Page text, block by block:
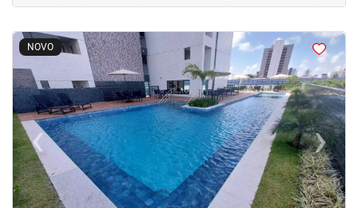
NOVO
<<<
‹Previous ›Next